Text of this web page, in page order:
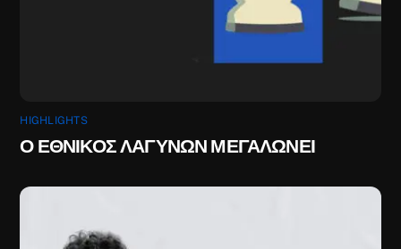
HIGHLIGHTS
Ο ΕΘΝΙΚΟΣ ΛΑΓΥΝΩΝ ΜΕΓΑΛΩΝΕΙ